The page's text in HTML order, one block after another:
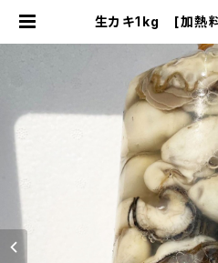
生カキ1kg [加熱